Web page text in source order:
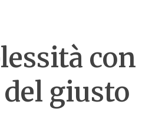
con
del giusto